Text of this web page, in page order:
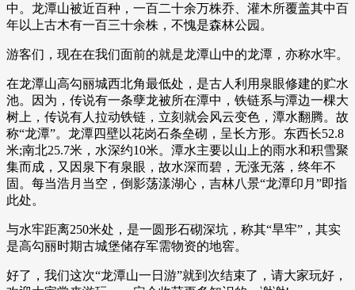
中。龙潭山被近百种，一百二十余万株乔、灌木所覆盖其中百
年以上古木有一百三十余株，不愧是森林公园。
游客们，现在在我们面前的就是龙潭山中的龙潭，亦称水牢。
在龙潭山高勾丽城西北角最低处，是古人利用泉眼修建的贮水
池。因为，传说有一条孽龙被所在潭中，铁链系与潭边一棵大
树上，传说有人拉动铁链，立刻就会风云变色，潭水翻腾。故
称“龙潭”。龙潭四壁以花岗石条垒砌，呈长方形。东西长52.8
米;南北25.7米，水深约10米。潭水主要以山上的雨水和积雪聚
集而成，又因泉下有泉眼，故水深而碧，无涨无落，终年不
固。每当浩月当空，倒影荡漾湖心，吉林八景“龙潭印月”即指
此处。
与水牢距离250米处，是一圆形石砌深坑，称其“旱牢”，其实
是高勾丽时期古城堡储存军需物资的地窖。
好了，我们这次“龙潭山一日游”就到次结束了，请大家玩好，